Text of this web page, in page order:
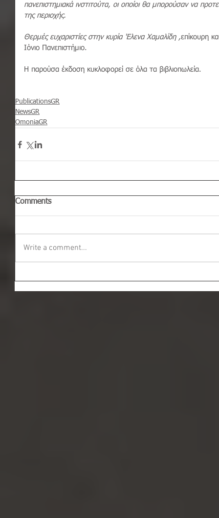
πανεπιστημιακά ινστιτούτα, οι οποίοι θα μπορούσαν να
της περιοχής.
Θερμές ευχαριστίες στην κυρία 'Ελενα Χαμαλίδη ,επίκουρη
Ιόνιο Πανεπιστήμιο.
Η παρούσα έκδοση κυκλοφορεί σε όλα τα βιβλιοπωλεία.
PublicationsGR
NewsGR
OmoniaGR
Comments
Write a comment...